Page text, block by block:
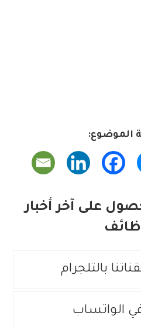
الموضوع:
على آخر أخبار
بالتلجرام
الواتساب